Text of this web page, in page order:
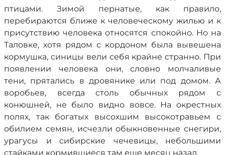
птицами. Зимой пернатые, как правило,
перебираются ближе к человеческому жилью и к
присутствию человека относятся спокойно. Но на
Таловке, хотя рядом с кордоном была вывешена
кормушка, синицы вели себя крайне странно. При
появлении человека они, словно молчаливые
тени, прятались в дровянике или под домом. А
воробьев, всегда столь обычных рядом с
конюшней, не было видно вовсе. На окрестных
полях, так богатых высохшим высокотравьем с
обилием семян, исчезли обыкновенные снегири,
урагусы и сибирские чечевицы, небольшими
стайками кормившиеся там еще месяц назад.